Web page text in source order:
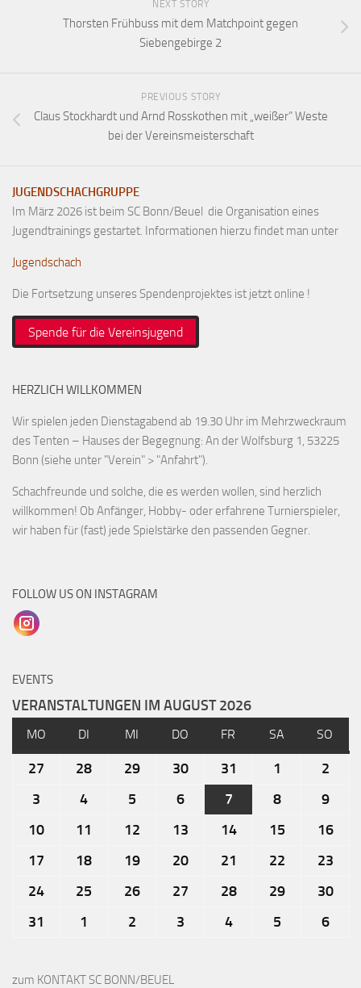
NEXT STORY
Thorsten Frühbuss mit dem Matchpoint gegen
Siebengebirge 2
PREVIOUS STORY
Claus Stockhardt und Arnd Rosskothen mit „weißer“ Weste
bei der Vereinsmeisterschaft
JUGENDSCHACHGRUPPE
Im März 2026 ist beim SC Bonn/Beuel die Organisation eines
Jugendtrainings gestartet. Informationen hierzu findet man unter
Jugendschach
Die Fortsetzung unseres Spendenprojektes ist jetzt online !
Spende für die Vereinsjugend
HERZLICH WILLKOMMEN
Wir spielen jeden Dienstagabend ab 19.30 Uhr im Mehrzweckraum
des Tenten – Hauses der Begegnung: An der Wolfsburg 1, 53225
Bonn (siehe unter "Verein" > "Anfahrt").
Schachfreunde und solche, die es werden wollen, sind herzlich
willkommen! Ob Anfänger, Hobby- oder erfahrene Turnierspieler,
wir haben für (fast) jede Spielstärke den passenden Gegner.
FOLLOW US ON INSTAGRAM
EVENTS
VERANSTALTUNGEN IM AUGUST 2026
MO DI MI DO FR SA SO
27 28 29 30 31 1
2
3
4 5 6 7 8
9
10
11 12 13 14 15
16
17
18 19 20 21 22
23
24
25 26 27 28 29
30
31
1 2 3 4 5 6
zum KONTAKT SC BONN/BEUEL